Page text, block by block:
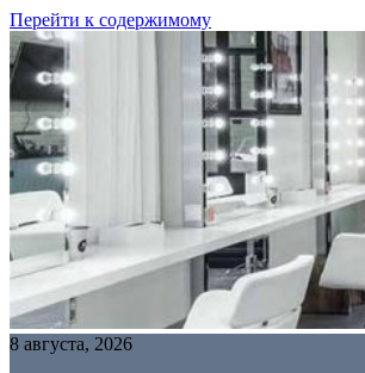
Перейти к содержимому
8 августа, 2026